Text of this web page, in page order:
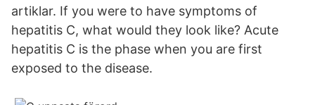
artiklar. If you were to have symptoms of
hepatitis C, what would they look like? Acute
hepatitis C is the phase when you are first
exposed to the disease.